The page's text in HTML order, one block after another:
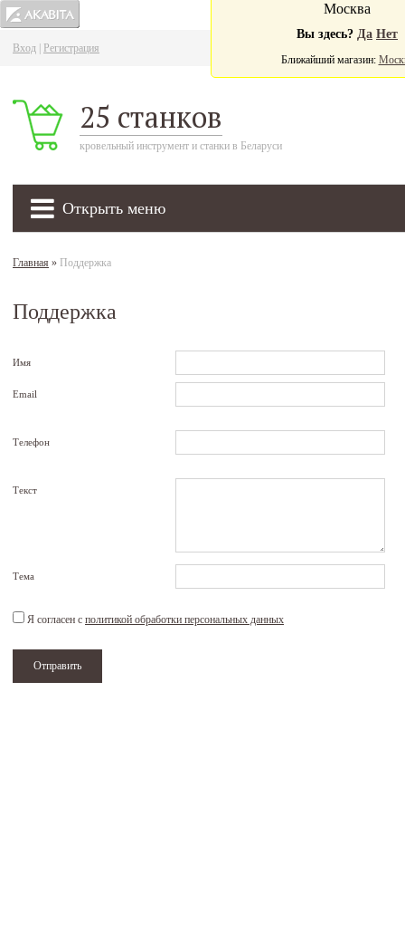
Вход Регистрация
25 станков
кровельный инструмент и станки в Беларуси
Открыть меню
Москва
Вы здесь? Да Нет
Ближайший магазин:
Главная » Поддержка
Поддержка
Имя
Email
Телефон
Текст
Тема
Я согласен с политикой обработки персональных данных